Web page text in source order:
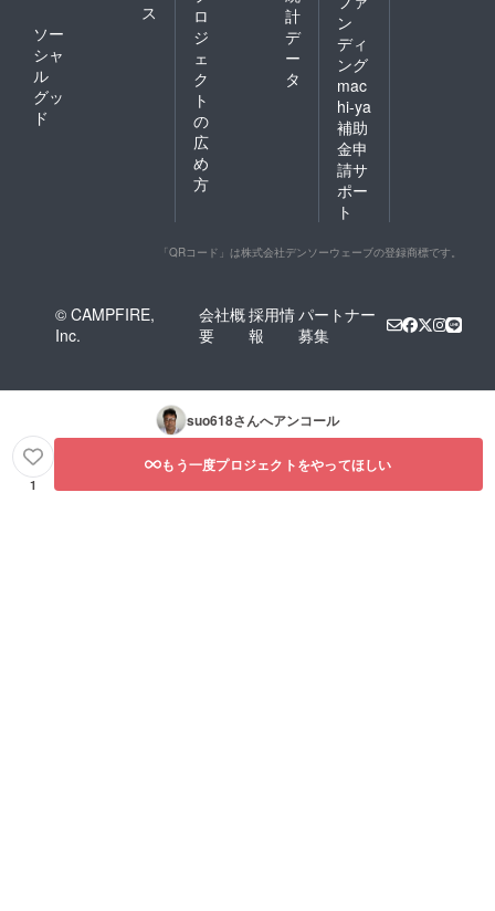
ス
ソー
シャ
ル
グッ
ド
ロ
ジ
ェ
ク
ト
の
広
め
方
計
デ
ー
タ
ン
ディ
ング
mac
hi-ya
補助
金申
請サ
ポー
ト
「QRコード」は株式会社デンソーウェーブの登録商標です。
© CAMPFIRE,
Inc.
会社概
要
採用情
報
パートナー
募集
suo618さんへアンコール
1
もう一度プロジェクトをやってほしい